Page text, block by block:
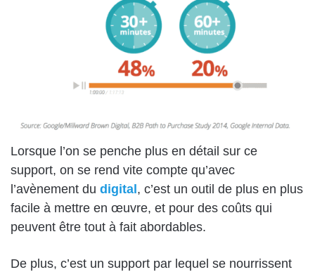
Lorsque l’on se penche plus en détail sur ce
support, on se rend vite compte qu’avec
l’avènement du digital , c’est un outil de plus en plus
facile à mettre en œuvre, et pour des coûts qui
peuvent être tout à fait abordables.
De plus, c’est un support par lequel se nourrissent